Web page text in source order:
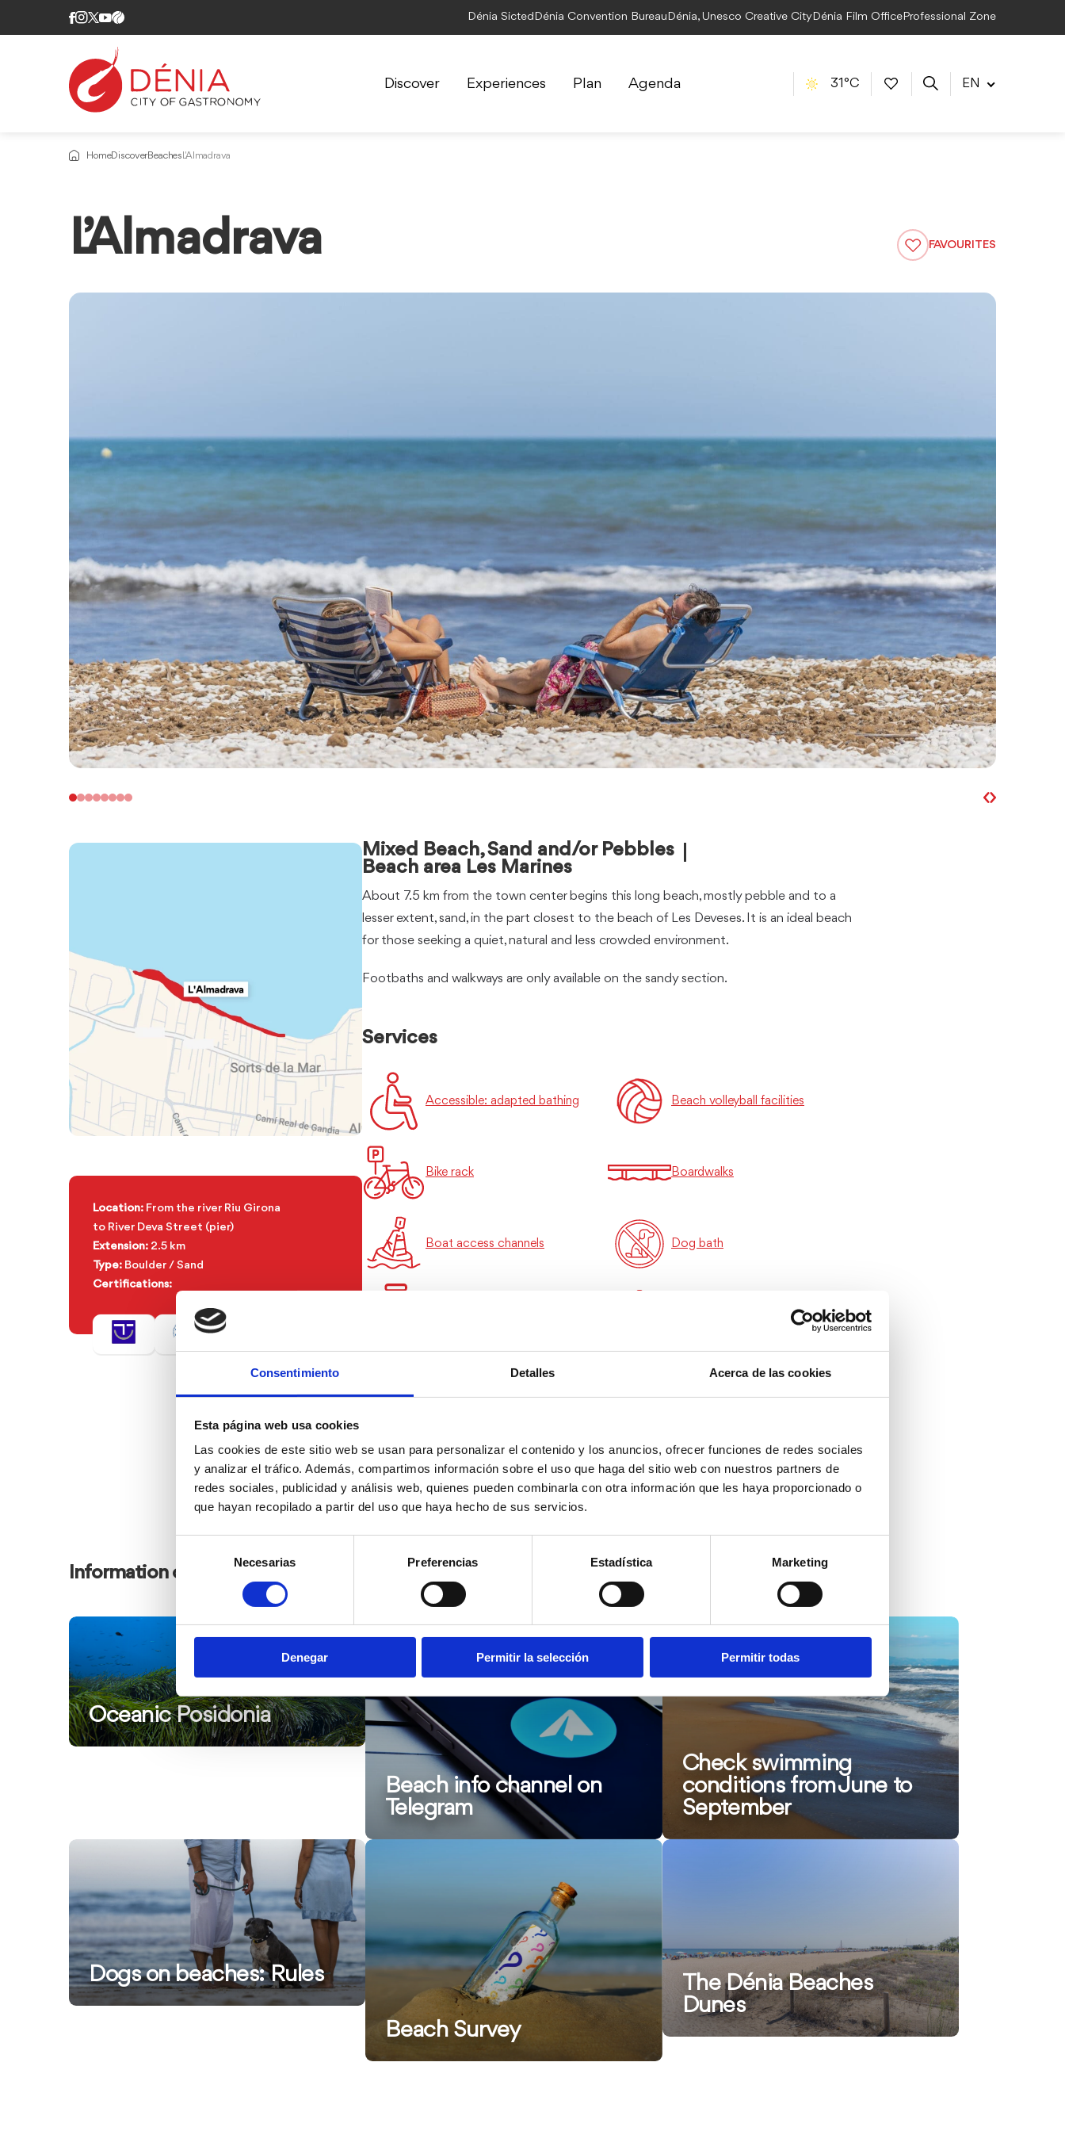
Consentimiento Detalles Acerca de las cookies
Esta página web usa cookies
Las cookies de este sitio web se usan para personalizar el contenido y los anuncios, ofrecer funciones de redes sociales
y analizar el tráfico. Además, compartimos información sobre el uso que haga del sitio web con nuestros partners de
redes sociales, publicidad y análisis web, quienes pueden combinarla con otra información que les haya proporcionado o
que hayan recopilado a partir del uso que haya hecho de sus servicios.
consentimiento
Necesarias Preferencias Estadística Marketing
Denegar Permitir la selección Permitir todas
Dénia Sicted Dénia Convention Bureau Dénia, Unesco Creative CityDénia Film OfficeProfessional Zone
Discover Experiences Plan Agenda 31°C EN
HomeDiscoverBeaches L'Almadrava
L’Almadrava FAVOURITES
Location: From the river Riu Girona
to River Deva Street (pier)
Extension: 2.5 km
Type: Boulder / Sand
Certifications:
Mixed Beach, Sand and/or Pebbles
Beach area Les Marines
About 7.5 km from the town center begins this long beach, mostly pebble and to a
lesser extent, sand, in the part closest to the beach of Les Deveses. It is an ideal beach
for those seeking a quiet, natural and less crowded environment.
Footbaths and walkways are only available on the sandy section.
Services
Accessible: adapted bathing Beach volleyball facilities
Bike rack Boardwalks
Boat access channels Dog bath
Waste bins
Information of interest
Oceanic Posidonia
Ver
información
Beach info channel on
Telegram
Ver
información
Check swimming
conditions from June to
September
Ver
información
Dogs on beaches: Rules
Ver
información
Beach Survey
Ver
The Dénia Beaches
Dunes
Ver